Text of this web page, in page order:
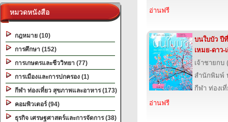
หมวดหนังสือ
กฎหมาย (10)
การศึกษา (152)
การเกษตรและชีววิทยา (77)
การเมืองและการปกครอง (1)
กีฬา ท่องเที่ยว สุขภาพและอาหาร (173)
คอมพิวเตอร์ (94)
ธุรกิจ เศรษฐศาสตร์และการจัดการ (38)
อ่านฟรี
บนใบบัว ปี
เหมย-ดาว
เจ้าชายกบ
สำนักพิมพ์
กีฬา ท่องเ
อ่านฟรี